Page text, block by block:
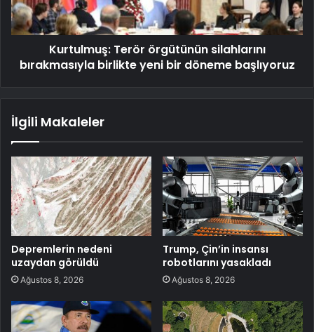
Kurtulmuş: Terör örgütünün silahlarını
bırakmasıyla birlikte yeni bir döneme başlıyoruz
İlgili Makaleler
Depremlerin nedeni
uzaydan görüldü
Ağustos 8, 2026
Trump, Çin’in insansı
robotlarını yasakladı
Ağustos 8, 2026